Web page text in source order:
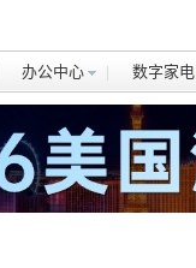
办公中心 数字家电